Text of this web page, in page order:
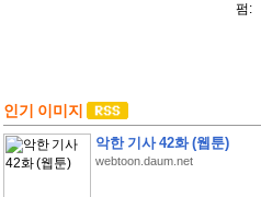
펌:
인기 이미지
악한 기사 42화 (웹툰)
webtoon.daum.net